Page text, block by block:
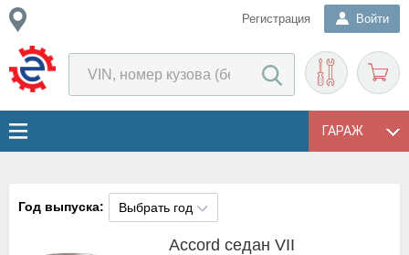
Регистрация Войти
ГАРАЖ
Год выпуска: Выбрать год
Accord седан VII